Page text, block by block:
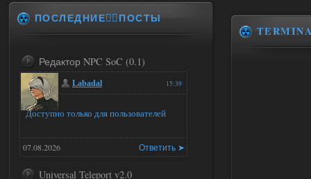
ПОСЛЕДНИЕ✍🏻ПОСТЫ
Редактор NPC SoC (0.1)
15:39
Labadal
Доступно только для пользователей
Ответить ➤
07.08.2026
Universal Teleport v2.0